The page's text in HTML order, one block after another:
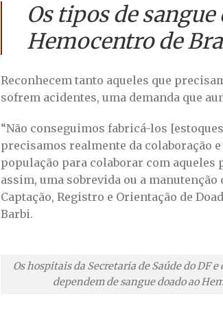
Os tipos de
Hemocentro de
Reconhecem tanto aqueles que
sofrem acidentes, uma demanda que
“Não conseguimos fabricá-los
precisamos realmente da colaboração
população para colaborar com
assim, uma sobrevida ou a manutenção
Captação, Registro e Orientação de
Barbi.
Os hospitais da Secretaria de Saúde do DF
dependem de sangue doado ao